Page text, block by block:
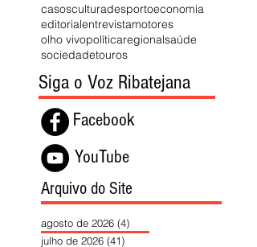
casosculturadesportoeconomia
editorialentrevistamotores
olho vivopolíticaregionalsaúde
sociedadetouros
Siga o Voz Ribatejana
Facebook
YouTube
Arquivo do Site
agosto de 2026 (4)
julho de 2026 (41)